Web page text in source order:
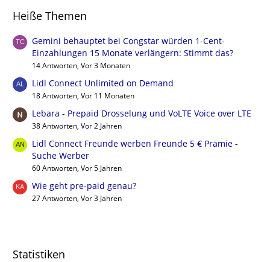
Heiße Themen
Gemini behauptet bei Congstar würden 1-Cent-
Einzahlungen 15 Monate verlängern: Stimmt das?
14 Antworten, Vor 3 Monaten
Lidl Connect Unlimited on Demand
18 Antworten, Vor 11 Monaten
Lebara - Prepaid Drosselung und VoLTE Voice over LTE
38 Antworten, Vor 2 Jahren
Lidl Connect Freunde werben Freunde 5 € Prämie -
Suche Werber
60 Antworten, Vor 5 Jahren
Wie geht pre-paid genau?
27 Antworten, Vor 3 Jahren
Statistiken